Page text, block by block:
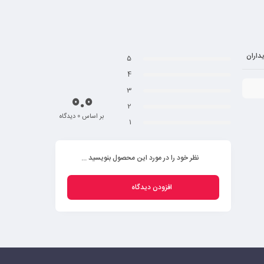
از جوامع تبدیل شده است. یکی از دلایل افزایش این سموم،
برای کمک به محیط زیست باید شاپینگ بگ کاغذی کرافت را
مهمترین دلیلی که شما چه به عنوان تولیدکننده و چه
توجه به رنگ قهوه‌ای آن ظاهر طبیعی به آن می‌دهید. چاپ حروف
5
4
3
2
1
0.0بر اساس 0 دیدگاه
نظر خود را در مورد این محصول بنویسید ...
افزودن دیدگاه